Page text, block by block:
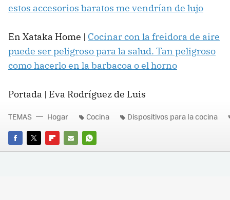
estos accesorios baratos me vendrían de lujo
En Xataka Home | Cocinar con la freidora de aire
puede ser peligroso para la salud. Tan peligroso
como hacerlo en la barbacoa o el horno
Portada | Eva Rodríguez de Luis
FACEBOOK
TWITTERFLIPBOARD
E-
WHATSAPP
TEMAS Hogar Cocina Dispositivos para la cocina